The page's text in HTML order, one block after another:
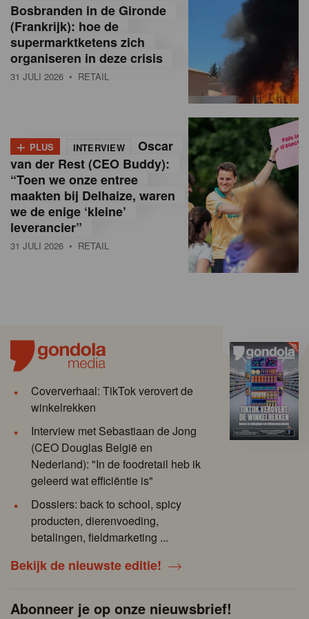
Bosbranden in de Gironde
(Frankrijk): hoe de
supermarktketens zich
organiseren in deze crisis
31 JULI 2026 • RETAIL
+ PLUS INTERVIEW
Oscar
van der Rest (CEO Buddy):
“Toen we onze entree
maakten bij Delhaize, waren
we de enige ‘kleine’
leverancier”
31 JULI 2026 • RETAIL
Coververhaal: TikTok verovert de
winkelrekken
Interview met Sebastiaan de Jong
(CEO Douglas België en
Nederland): "In de foodretail heb ik
geleerd wat efficiëntie is"
Dossiers: back to school, spicy
producten, dierenvoeding,
betalingen, fieldmarketing ...
Bekijk de nieuwste editie!
Abonneer je op onze nieuwsbrief!